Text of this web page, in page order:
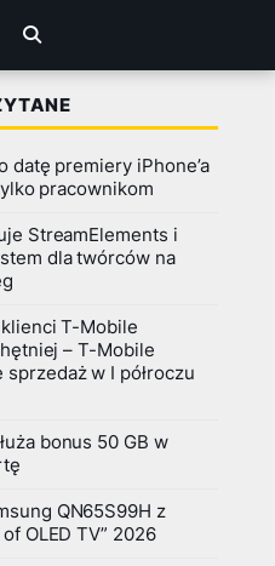
datę premiery iPhone’a
pracownikom
StreamElements i
dla twórców na
T-Mobile
– T-Mobile
w I półroczu
bonus 50 GB w
QN65S99H z
OLED TV” 2026